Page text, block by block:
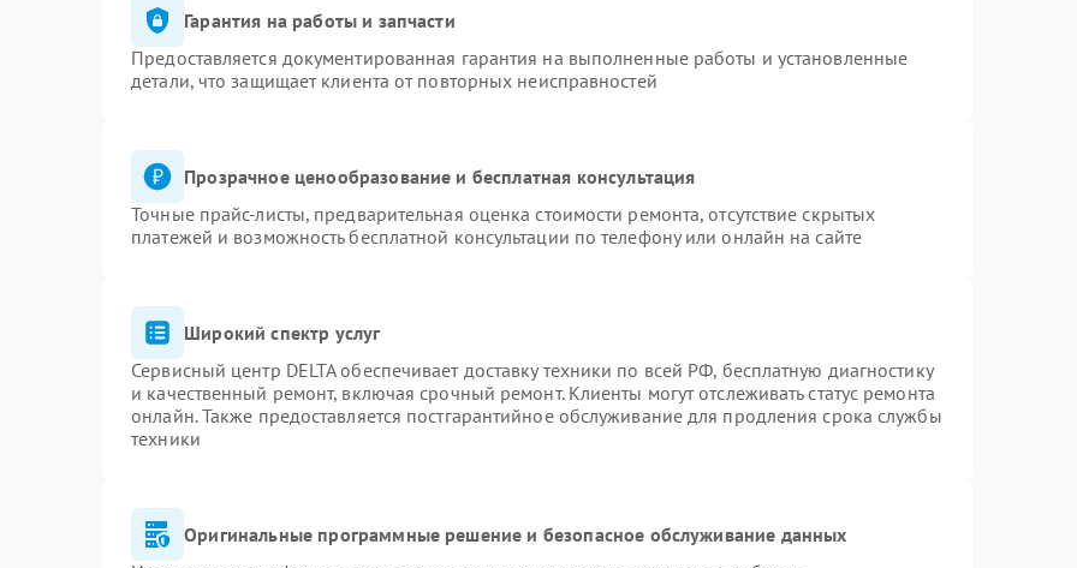
Гарантия на работы и запчасти
Предоставляется документированная гарантия на выполненные работы и установленные
детали, что защищает клиента от повторных неисправностей
Прозрачное ценообразование и бесплатная консультация
Точные прайс-листы, предварительная оценка стоимости ремонта, отсутствие скрытых
платежей и возможность бесплатной консультации по телефону или онлайн на сайте
Широкий спектр услуг
Сервисный центр DELTA обеспечивает доставку техники по всей РФ, бесплатную диагностику
и качественный ремонт, включая срочный ремонт. Клиенты могут отслеживать статус ремонта
онлайн. Также предоставляется постгарантийное обслуживание для продления срока службы
техники
Оригинальные программные решение и безопасное обслуживание данных